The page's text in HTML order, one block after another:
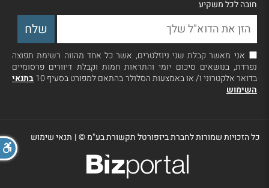
חובה לכל משקיע
אני מאשר קבלת שני ניוזלטרים, אשר כל אחד מהווה רשימת תפוצה
נפרדת, בנושאים סיכום יומי והתראות חמות וקבלת דיוורים פרסומיים
בדואר אלקטרוני ו/ או באמצעות הסלולר בהתאם למפורט בסעיף 10
בתנאי
השימוש
כל הזכויות שמורות לחברת ביזפורטל תקשורת בע"מ ©| תנאי שימוש